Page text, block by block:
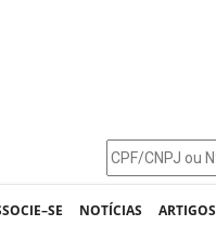
NOTÍCIAS ARTIGOS